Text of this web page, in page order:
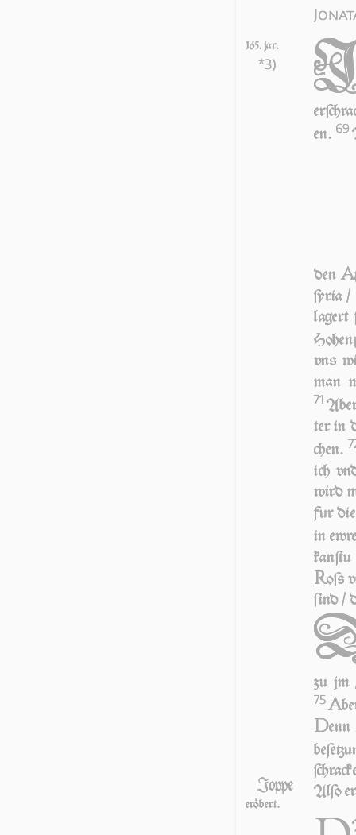
165. jar.
*3)
en. 69
denA
ſy­ria
la­gert
vns
man
71
ter in
chen.
ich
wird
fur
in
Roſs
ſind /
Joppe
eröbert.
zu jm
75A
Denn
Alſo